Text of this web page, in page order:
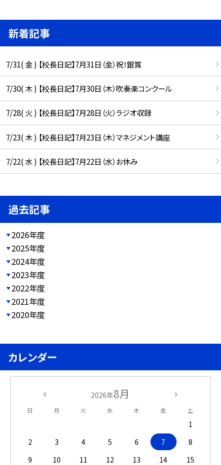
新着記事
7/31( 金 ) 【校長日記】7月31日（金）祝！銀賞
7/30( 木 ) 【校長日記】7月30日（木）吹奏楽コンクール
7/28( 火 ) 【校長日記】7月28日（火）ラジオ収録
7/23( 木 ) 【校長日記】7月23日（木）マネジメント講座
7/22( 水 ) 【校長日記】7月22日（水）お休み
過去記事
2026年度
2025年度
2024年度
2023年度
2022年度
2021年度
2020年度
カレンダー
2026年8月
日 月 火 水 木 金 土
1
2
3 4 5 6 7
8
9
10 11 12 13 14
15